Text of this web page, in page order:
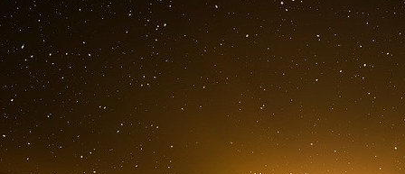
Ce que sa victoire aux élections
Une ombre plane sur le monde. Dans
Ahead 2024, notre 38
guide prédictif
personne n’a jamais éclipsé notre analyse
victoire de Trump en novembre prochain se